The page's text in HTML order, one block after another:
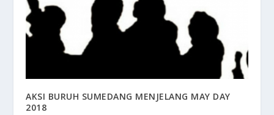
AKSI BURUH SUMEDANG MENJELANG MAY DAY
2018